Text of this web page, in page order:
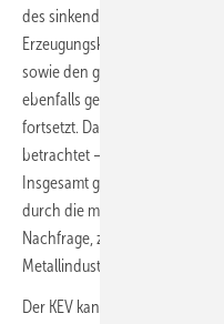
des sinkenden
Erzeugungskapazitäten
sowie den gesunkenen
ebenfalls gesunkenen Anteilen
fortsetzt. Dabei werden die
betrachtet – Balkonkraftwerke
Insgesamt ging die
durch die milde Witterung
Nachfrage, zum Beispiel in
Metallindustrie, zurück.
Der KEV kann als Wert für die